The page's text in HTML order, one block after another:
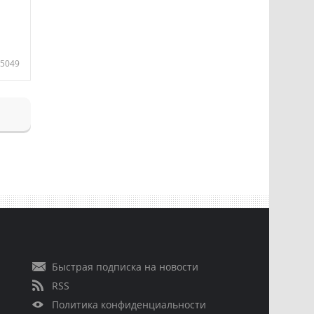
5049
Быстрая подписка на новости
RSS
Политика конфиденциальности